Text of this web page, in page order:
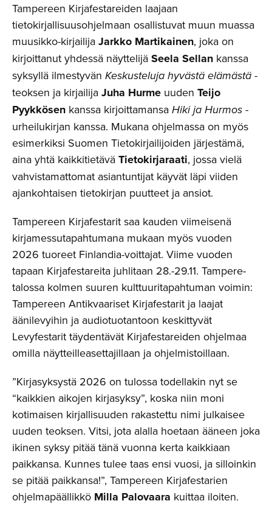
Tampereen Kirjafestareiden laajaan
tietokirjallisuusohjelmaan osallistuvat muun muassa
muusikko-kirjailija Jarkko Martikainen, joka on
kirjoittanut yhdessä näyttelijä Seela Sellan kanssa
syksyllä ilmestyvän Keskusteluja hyvästä elämästä -
teoksen ja kirjailija Juha Hurme uuden Teijo
Pyykkösen kanssa kirjoittamansa Hiki ja Hurmos -
urheilukirjan kanssa. Mukana ohjelmassa on myös
esimerkiksi Suomen Tietokirjailijoiden järjestämä,
aina yhtä kaikkitietävä Tietokirjaraati, jossa vielä
vahvistamattomat asiantuntijat käyvät läpi viiden
ajankohtaisen tietokirjan puutteet ja ansiot.
Tampereen Kirjafestarit saa kauden viimeisenä
kirjamessutapahtumana mukaan myös vuoden
2026 tuoreet Finlandia-voittajat. Viime vuoden
tapaan Kirjafestareita juhlitaan 28.-29.11. Tampere-
talossa kolmen suuren kulttuuritapahtuman voimin:
Tampereen Antikvaariset Kirjafestarit ja laajat
äänilevyihin ja audiotuotantoon keskittyvät
Levyfestarit täydentävät Kirjafestareiden ohjelmaa
omilla näytteilleasettajillaan ja ohjelmistoillaan.
”Kirjasyksystä 2026 on tulossa todellakin nyt se
“kaikkien aikojen kirjasyksy”, koska niin moni
kotimaisen kirjallisuuden rakastettu nimi julkaisee
uuden teoksen. Vitsi, jota alalla hoetaan ääneen joka
ikinen syksy pitää tänä vuonna kerta kaikkiaan
paikkansa. Kunnes tulee taas ensi vuosi, ja silloinkin
se pitää paikkansa!”, Tampereen Kirjafestarien
ohjelmapäällikkö Milla Palovaara kuittaa iloiten.